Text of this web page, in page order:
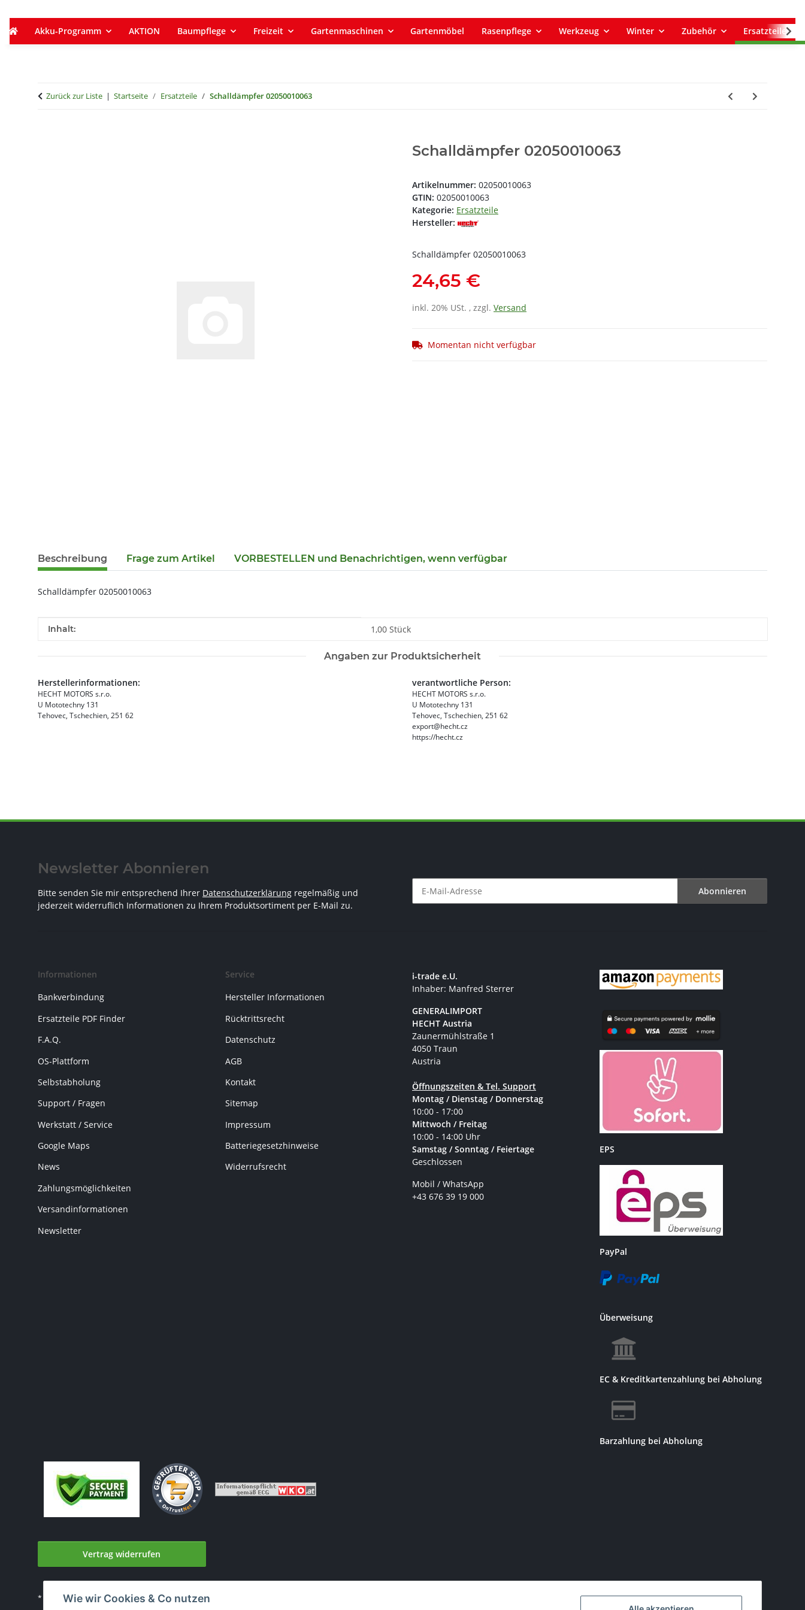
Wie wir Cookies & Co nutzen
Akku-Programm AKTION Baumpflege Freizeit Gartenmaschinen Gartenmöbel Rasenpflege Werkzeug Winter Zubehör Ersatzteile
Zurück zur Liste Startseite Ersatzteile Schalldämpfer 02050010063
Schalldämpfer 02050010063
Artikelnummer: 02050010063
GTIN: 02050010063
Kategorie: Ersatzteile
Hersteller:
Schalldämpfer 02050010063
24,65 €
inkl. 20% USt. , zzgl. Versand
Momentan nicht verfügbar
Beschreibung Frage zum Artikel VORBESTELLEN und Benachrichtigen, wenn verfügbar
Schalldämpfer 02050010063
Produkteigenschaft
Wert
Inhalt: 1,00 Stück
Angaben zur Produktsicherheit
Herstellerinformationen:
HECHT MOTORS s.r.o.
U Mototechny 131
Tehovec, Tschechien, 251 62
verantwortliche Person:
HECHT MOTORS s.r.o.
U Mototechny 131
Tehovec, Tschechien, 251 62
export@hecht.cz
https://hecht.cz
Newsletter Abonnieren
Bitte senden Sie mir entsprechend Ihrer Datenschutzerklärung regelmäßig und
jederzeit widerruflich Informationen zu Ihrem Produktsortiment per E-Mail zu.
Abonnieren
Informationen
Bankverbindung
Ersatzteile PDF Finder
F.A.Q.
OS-Plattform
Selbstabholung
Support / Fragen
Werkstatt / Service
Google Maps
News
Zahlungsmöglichkeiten
Versandinformationen
Newsletter
Service
Hersteller Informationen
Rücktrittsrecht
Datenschutz
AGB
Kontakt
Sitemap
Impressum
Batteriegesetzhinweise
Widerrufsrecht
i-trade e.U.
Inhaber: Manfred Sterrer
GENERALIMPORT
HECHT Austria
Zaunermühlstraße 1
4050 Traun
Austria
Öffnungszeiten & Tel. Support
Montag / Dienstag / Donnerstag
10:00 - 17:00
Mittwoch / Freitag
10:00 - 14:00 Uhr
Samstag / Sonntag / Feiertage
Geschlossen
Mobil / WhatsApp
+43 676 39 19 000
EPS
PayPal
Überweisung
EC & Kreditkartenzahlung bei Abholung
Barzahlung bei Abholung
Vertrag widerrufen
* Alle Preise inkl. gesetzlicher USt., zzgl. Versand